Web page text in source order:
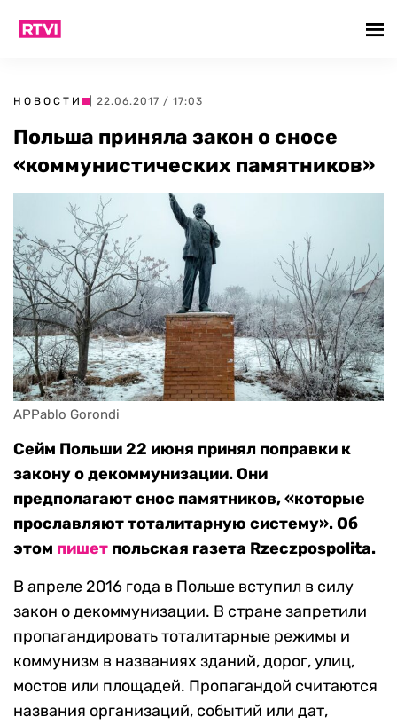
НОВОСТИ | 22.06.2017 / 17:03
Польша приняла закон о сносе
«коммунистических памятников»
APPablo Gorondi
Сейм Польши 22 июня принял поправки к
закону о декоммунизации. Они
предполагают снос памятников, «которые
прославляют тоталитарную систему». Об
этом пишет польская газета Rzeczpospolita.
В апреле 2016 года в Польше вступил в силу
закон о декоммунизации. В стране запретили
пропагандировать тоталитарные режимы и
коммунизм в названиях зданий, дорог, улиц,
мостов или площадей. Пропагандой считаются
названия организаций, событий или дат,